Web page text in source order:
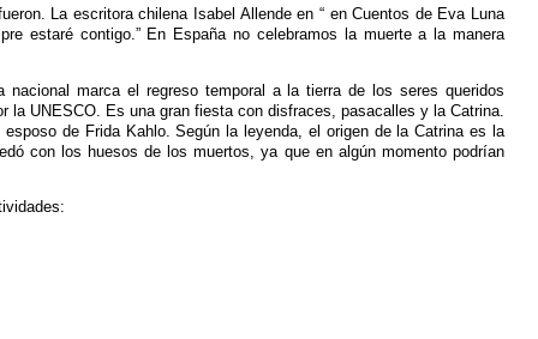
La escritora chilena Isabel Allende en “ en Cuentos de Eva Luna
estaré contigo.” En España no celebramos la muerte a la manera
marca el regreso temporal a la tierra de los seres queridos
UNESCO. Es una gran fiesta con disfraces, pasacalles y la Catrina.
de Frida Kahlo. Según la leyenda, el origen de la Catrina es la
con los huesos de los muertos, ya que en algún momento podrían